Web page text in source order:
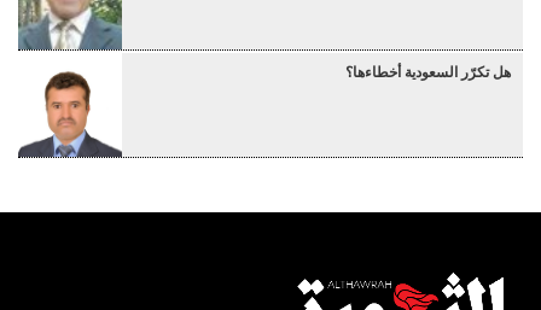
هل تكرّر السعودية أخطاءها؟